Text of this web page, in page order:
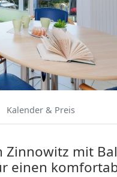
Kalender & Preis
mit
einen